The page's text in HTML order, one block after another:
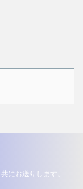
にお送りします。